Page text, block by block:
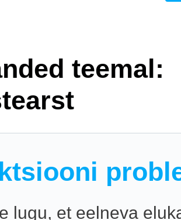
teemal:
lugu, et eelneva